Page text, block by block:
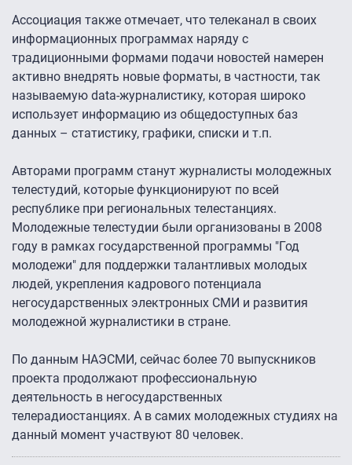
Ассоциация также отмечает, что телеканал в своих
информационных программах наряду с
традиционными формами подачи новостей намерен
активно внедрять новые форматы, в частности, так
называемую data-журналистику, которая широко
использует информацию из общедоступных баз
данных – статистику, графики, списки и т.п.
Авторами программ станут журналисты молодежных
телестудий, которые функционируют по всей
республике при региональных телестанциях.
Молодежные телестудии были организованы в 2008
году в рамках государственной программы "Год
молодежи" для поддержки талантливых молодых
людей, укрепления кадрового потенциала
негосударственных электронных СМИ и развития
молодежной журналистики в стране.
По данным НАЭСМИ, сейчас более 70 выпускников
проекта продолжают профессиональную
деятельность в негосударственных
телерадиостанциях. А в самих молодежных студиях на
данный момент участвуют 80 человек.